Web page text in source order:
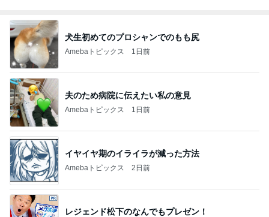
犬生初めてのプロシャンでのもも尻
Amebaトピックス 1日前
夫のため病院に伝えたい私の意見
Amebaトピックス 1日前
イヤイヤ期のイライラが減った方法
Amebaトピックス 2日前
レジェンド松下のなんでもプレゼン！